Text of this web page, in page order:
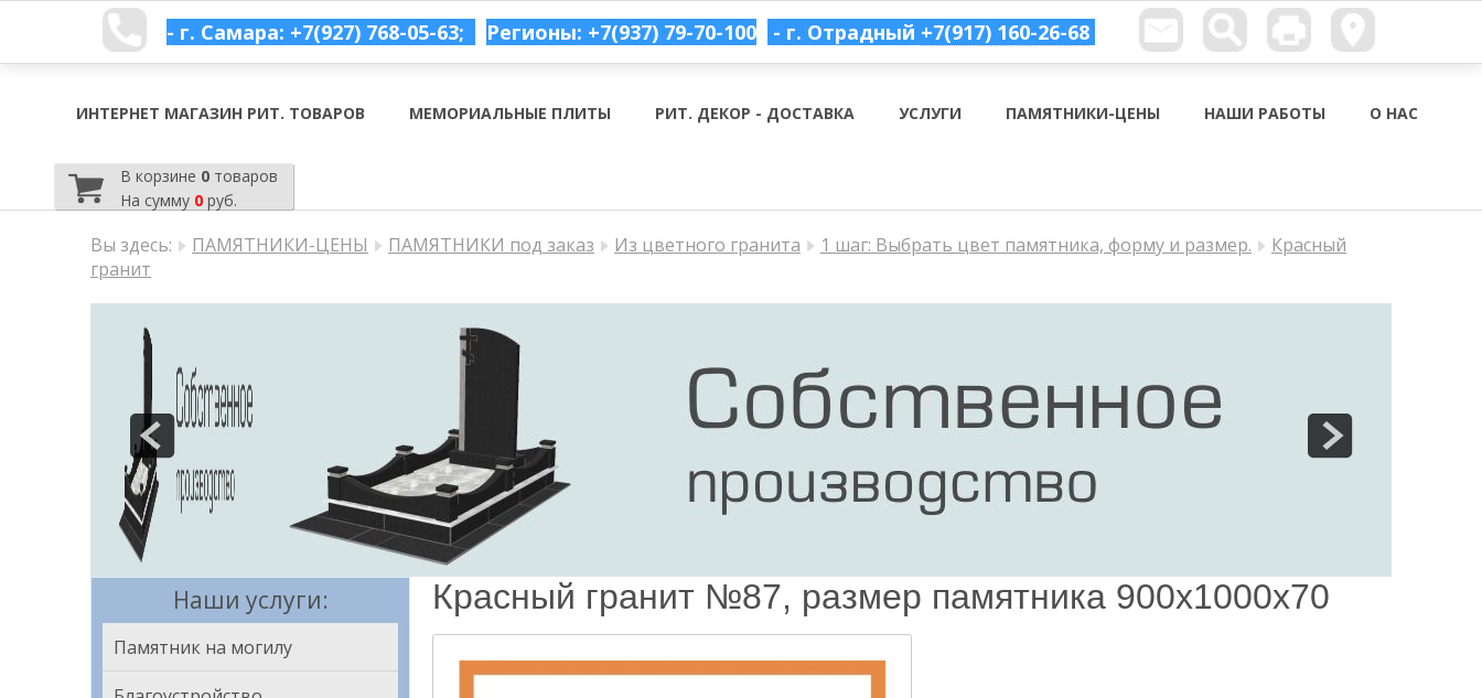
- г. Самара: +7(927) 768-05-63; Регионы: +7(937) 79-70-100 - г. Отрадный +7(917) 160-26-68
ИНТЕРНЕТ МАГАЗИН РИТ. ТОВАРОВ МЕМОРИАЛЬНЫЕ ПЛИТЫ РИТ. ДЕКОР - ДОСТАВКА УСЛУГИ ПАМЯТНИКИ-ЦЕНЫ НАШИ РАБОТЫ О НАС
В корзине 0товаров
На сумму 0руб.
Вы здесь: ПАМЯТНИКИ-ЦЕНЫ ПАМЯТНИКИ под заказ Из цветного гранита 1 шаг: Выбрать цвет памятника, форму и размер.
Красный
гранит
Наши услуги:
Памятник на могилу
Красный гранит №87, размер памятника 900х1000х70